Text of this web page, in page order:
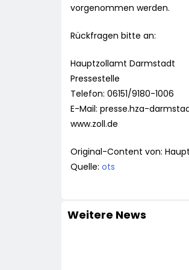
vorgenommen werden.
Rückfragen bitte an:
Hauptzollamt Darmstadt
Pressestelle
Telefon: 06151/9180-1006
E-Mail: presse.hza-
www.zoll.de
Original-Content von:
Quelle: ots
Weitere News